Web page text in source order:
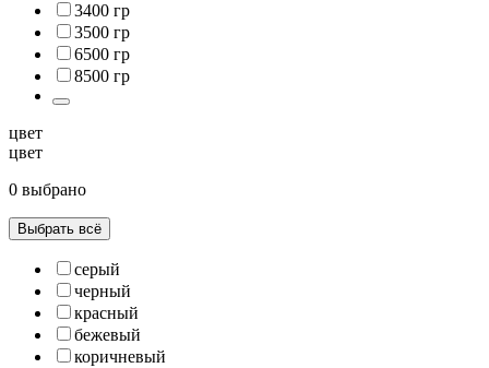
3400 гр
3500 гр
6500 гр
8500 гр
цвет
цвет
0 выбрано
Выбрать всё
серый
черный
красный
бежевый
коричневый